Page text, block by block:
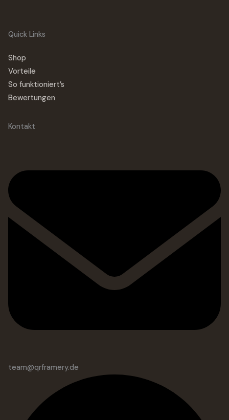
Quick Links
Shop
Vorteile
So funktioniert’s
Bewertungen
Kontakt
team@qrframery.de